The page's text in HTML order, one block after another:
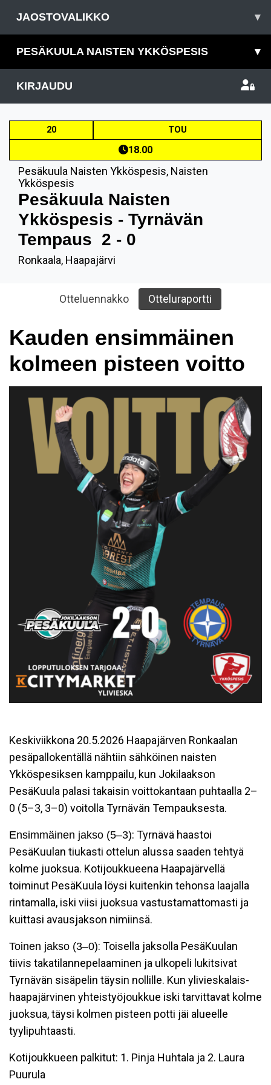
JAOSTOVALIKKO ▾
PESÄKUULA NAISTEN YKKÖSPESIS ▾
KIRJAUDU
20 TOU
18.00
Pesäkuula Naisten Ykköspesis, Naisten
Ykköspesis
Pesäkuula Naisten
Ykköspesis - Tyrnävän
Tempaus 2 - 0
Ronkaala, Haapajärvi
Otteluennakko Otteluraportti
Kauden ensimmäinen
kolmeen pisteen voitto
Keskiviikkona 20.5.2026 Haapajärven Ronkaalan
pesäpallokentällä nähtiin sähköinen naisten
Ykköspesiksen kamppailu, kun Jokilaakson
PesäKuula palasi takaisin voittokantaan puhtaalla 2–
0 (5–3, 3–0) voitolla Tyrnävän Tempauksesta.
Ensimmäinen jakso (5–3): Tyrnävä haastoi
PesäKuulan tiukasti ottelun alussa saaden tehtyä
kolme juoksua. Kotijoukkueena Haapajärvellä
toiminut PesäKuula löysi kuitenkin tehonsa laajalla
rintamalla, iski viisi juoksua vastustamattomasti ja
kuittasi avausjakson nimiinsä.
Toinen jakso (3–0): Toisella jaksolla PesäKuulan
tiivis takatilannepelaaminen ja ulkopeli lukitsivat
Tyrnävän sisäpelin täysin nollille. Kun ylivieskalais-
haapajärvinen yhteistyöjoukkue iski tarvittavat kolme
juoksua, täysi kolmen pisteen potti jäi alueelle
tyylipuhtaasti.
Kotijoukkueen palkitut: 1. Pinja Huhtala ja 2. Laura
Puurula